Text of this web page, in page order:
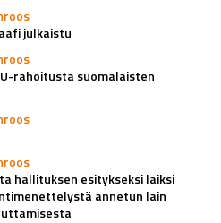
julkaistu
rahoitusta suomalaisten
hallituksen esitykseksi laiksi
annetun lain